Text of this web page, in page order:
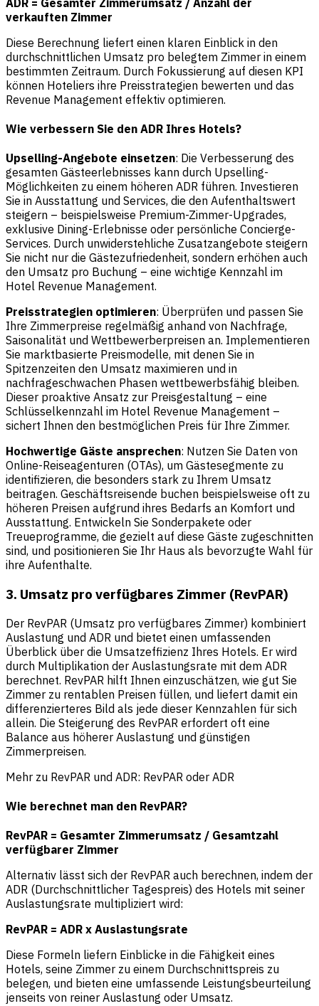
verkauften Zimmer
Diese Berechnung liefert einen klaren Einblick in den
durchschnittlichen Umsatz pro belegtem Zimmer in einem
bestimmten Zeitraum. Durch Fokussierung auf diesen KPI
können Hoteliers ihre Preisstrategien bewerten und das
Revenue Management effektiv optimieren.
Wie verbessern Sie den ADR Ihres Hotels?
Upselling-Angebote einsetzen: Die Verbesserung des
gesamten Gästeerlebnisses kann durch Upselling-
Möglichkeiten zu einem höheren ADR führen. Investieren
Sie in Ausstattung und Services, die den Aufenthaltswert
steigern – beispielsweise Premium-Zimmer-Upgrades,
exklusive Dining-Erlebnisse oder persönliche Concierge-
Services. Durch unwiderstehliche Zusatzangebote steigern
Sie nicht nur die Gästezufriedenheit, sondern erhöhen auch
den Umsatz pro Buchung – eine wichtige Kennzahl im
Hotel Revenue Management.
Preisstrategien optimieren: Überprüfen und passen Sie
Ihre Zimmerpreise regelmäßig anhand von Nachfrage,
Saisonalität und Wettbewerberpreisen an. Implementieren
Sie marktbasierte Preismodelle, mit denen Sie in
Spitzenzeiten den Umsatz maximieren und in
nachfrageschwachen Phasen wettbewerbsfähig bleiben.
Dieser proaktive Ansatz zur Preisgestaltung – eine
Schlüsselkennzahl im Hotel Revenue Management –
sichert Ihnen den bestmöglichen Preis für Ihre Zimmer.
Hochwertige Gäste ansprechen: Nutzen Sie Daten von
Online-Reiseagenturen (OTAs), um Gästesegmente zu
identifizieren, die besonders stark zu Ihrem Umsatz
beitragen. Geschäftsreisende buchen beispielsweise oft zu
höheren Preisen aufgrund ihres Bedarfs an Komfort und
Ausstattung. Entwickeln Sie Sonderpakete oder
Treueprogramme, die gezielt auf diese Gäste zugeschnitten
sind, und positionieren Sie Ihr Haus als bevorzugte Wahl für
ihre Aufenthalte.
3. Umsatz pro verfügbares Zimmer (RevPAR)
Der RevPAR (Umsatz pro verfügbares Zimmer) kombiniert
Auslastung und ADR und bietet einen umfassenden
Überblick über die Umsatzeffizienz Ihres Hotels. Er wird
durch Multiplikation der Auslastungsrate mit dem ADR
berechnet. RevPAR hilft Ihnen einzuschätzen, wie gut Sie
Zimmer zu rentablen Preisen füllen, und liefert damit ein
differenzierteres Bild als jede dieser Kennzahlen für sich
allein. Die Steigerung des RevPAR erfordert oft eine
Balance aus höherer Auslastung und günstigen
Zimmerpreisen.
Mehr zu RevPAR und ADR: RevPAR oder ADR
Wie berechnet man den RevPAR?
RevPAR = Gesamter Zimmerumsatz / Gesamtzahl
verfügbarer Zimmer
Alternativ lässt sich der RevPAR auch berechnen, indem der
ADR (Durchschnittlicher Tagespreis) des Hotels mit seiner
Auslastungsrate multipliziert wird:
RevPAR = ADR x Auslastungsrate
Diese Formeln liefern Einblicke in die Fähigkeit eines
Hotels, seine Zimmer zu einem Durchschnittspreis zu
belegen, und bieten eine umfassende Leistungsbeurteilung
jenseits von reiner Auslastung oder Umsatz.